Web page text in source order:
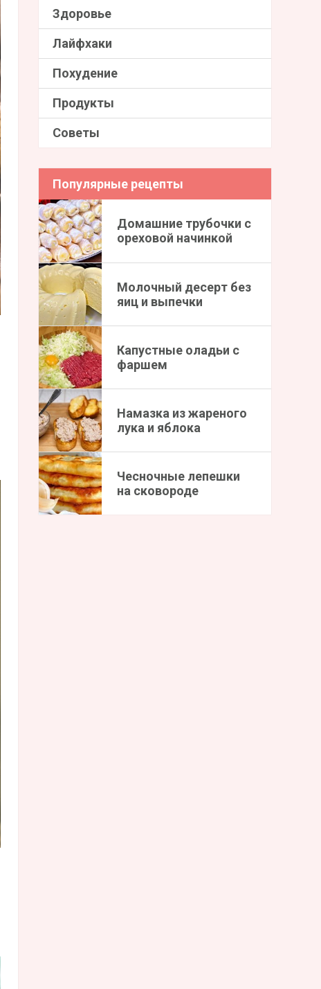
Здоровье
Лайфхаки
Похудение
Продукты
Советы
Популярные рецепты
Домашние трубочки с
ореховой начинкой
Молочный десерт без
яиц и выпечки
Капустные оладьи с
фаршем
Намазка из жареного
лука и яблока
Чесночные лепешки
на сковороде